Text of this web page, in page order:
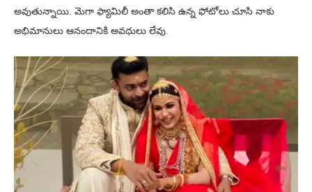
అవుతున్నాయి. మెగా ఫ్యామిలీ అంతా కలిసి ఉన్న ఫోటోలు చూసి నాకు
అభిమానులు ఆనందానికి అవధులు లేవు.